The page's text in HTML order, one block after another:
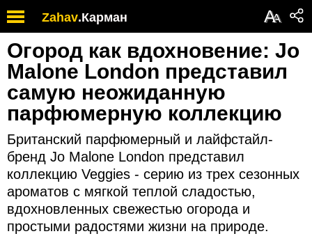
Zahav.Карман АА
Огород как вдохновение: Jo
Malone London представил
самую неожиданную
парфюмерную коллекцию
Британский парфюмерный и лайфстайл-
бренд Jo Malone London представил
коллекцию Veggies - серию из трех сезонных
ароматов с мягкой теплой сладостью,
вдохновленных свежестью огорода и
простыми радостями жизни на природе.